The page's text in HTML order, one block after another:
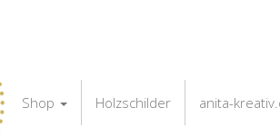
Shop Holzschilder anita-